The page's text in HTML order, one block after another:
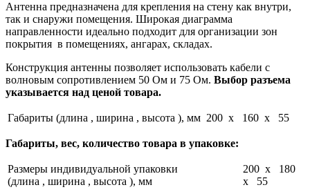
Антенна предназначена для крепления на стену как внутри,
так и снаружи помещения. Широкая диаграмма
направленности идеально подходит для организации зон
покрытия в помещениях, ангарах, складах.
Конструкция антенны позволяет использовать кабели с
волновым сопротивлением 50 Ом и 75 Ом. Выбор разъема
указывается над ценой товара.
Габариты (длина , ширина , высота ), мм 200 x 160 x 55
Габариты, вес, количество товара в упаковке:
Размеры индивидуальной упаковки
(длина , ширина , высота ), мм
200 x 180
x 55